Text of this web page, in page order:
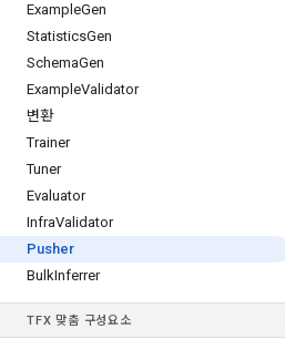
ExampleGen
StatisticsGen
SchemaGen
ExampleValidator
변환
Trainer
Tuner
Evaluator
InfraValidator
Pusher
BulkInferrer
TFX 맞춤 구성요소